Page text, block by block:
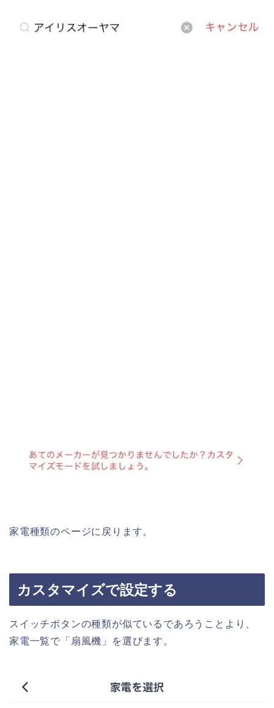
家電種類のページに戻ります。
カスタマイズで設定する
スイッチボタンの種類が似ているであろうことより、
家電一覧で「扇風機」を選びます。